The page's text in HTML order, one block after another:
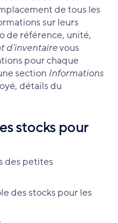
de tous les
sur leurs
de référence, unité,
d’inventairevous
pour chaque
section Informations
détails du
stocks pour
des stocks pour les